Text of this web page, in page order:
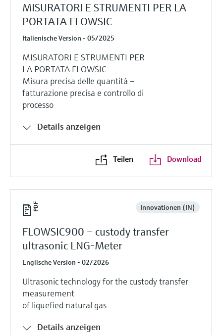
MISURATORI E STRUMENTI PER LA
PORTATA FLOWSIC
Italienische Version - 05/2025
MISURATORI E STRUMENTI PER
LA PORTATA FLOWSIC
Misura precisa delle quantità –
fatturazione precisa e controllo di
processo
Details anzeigen
Teilen Download
Innovationen (IN)
FLOWSIC900 – custody transfer
ultrasonic LNG-Meter
Englische Version - 02/2026
Ultrasonic technology for the custody transfer
measurement
of liquefied natural gas
Details anzeigen